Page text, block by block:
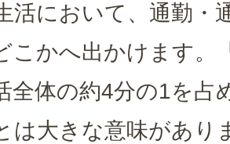
活において、通勤・
こかへ出かけます。
全体の約4分の1を占
は大きな意味があり